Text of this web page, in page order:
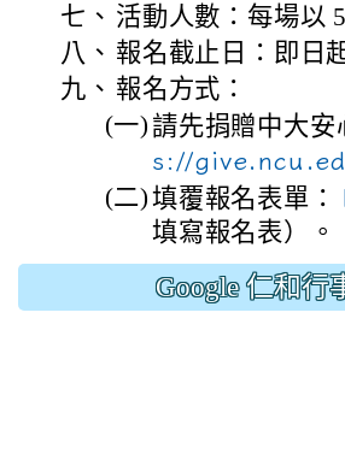
七、 活動人數：每場以
八、 報名截止日：即日
九、 報名方式：
(一) 請先捐贈中大
s://
(二)填覆報名表單：
填寫報名表）。
Google 仁和行